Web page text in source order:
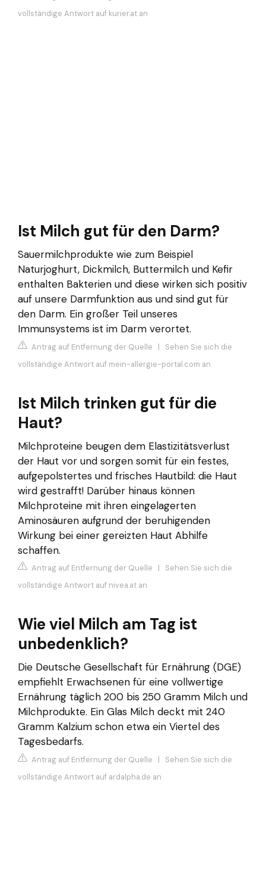
vollständige Antwort auf kurier.at an
Ist Milch gut für den Darm?
Sauermilchprodukte wie zum Beispiel
Naturjoghurt, Dickmilch, Buttermilch und Kefir
enthalten Bakterien und diese wirken sich positiv
auf unsere Darmfunktion aus und sind gut für
den Darm. Ein großer Teil unseres
Immunsystems ist im Darm verortet.
Antrag auf Entfernung der Quelle | Sehen Sie sich die
vollständige Antwort auf mein-allergie-portal.com an
Ist Milch trinken gut für die
Haut?
Milchproteine beugen dem Elastizitätsverlust
der Haut vor und sorgen somit für ein festes,
aufgepolstertes und frisches Hautbild: die Haut
wird gestrafft! Darüber hinaus können
Milchproteine mit ihren eingelagerten
Aminosäuren aufgrund der beruhigenden
Wirkung bei einer gereizten Haut Abhilfe
schaffen.
Antrag auf Entfernung der Quelle | Sehen Sie sich die
vollständige Antwort auf nivea.at an
Wie viel Milch am Tag ist
unbedenklich?
Die Deutsche Gesellschaft für Ernährung (DGE)
empfiehlt Erwachsenen für eine vollwertige
Ernährung täglich 200 bis 250 Gramm Milch und
Milchprodukte. Ein Glas Milch deckt mit 240
Gramm Kalzium schon etwa ein Viertel des
Tagesbedarfs.
Antrag auf Entfernung der Quelle | Sehen Sie sich die
vollständige Antwort auf ardalpha.de an